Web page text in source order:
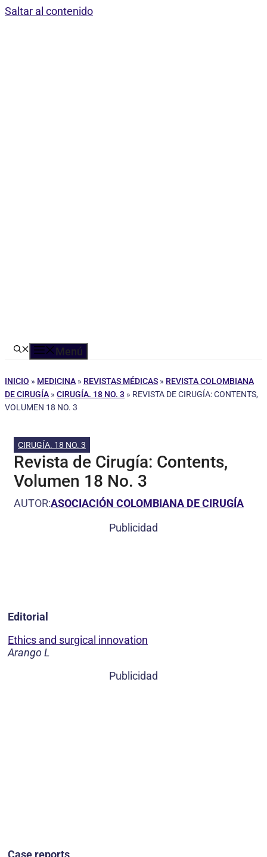
Saltar al contenido
Menú
INICIO » MEDICINA » REVISTAS MÉDICAS » REVISTA COLOMBIANA
DE CIRUGÍA » CIRUGÍA. 18 NO. 3 » REVISTA DE CIRUGÍA: CONTENTS,
VOLUMEN 18 NO. 3
CIRUGÍA. 18 NO. 3
Revista de Cirugía: Contents,
Volumen 18 No. 3
AUTOR:ASOCIACIÓN COLOMBIANA DE CIRUGÍA
Publicidad
Editorial
Ethics and surgical innovation
Arango L
Publicidad
Case reports